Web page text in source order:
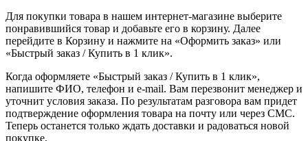
Для покупки товара в нашем интернет-магазине выберите
понравившийся товар и добавьте его в корзину. Далее
перейдите в Корзину и нажмите на «Оформить заказ» или
«Быстрый заказ / Купить в 1 клик».
Когда оформляете «Быстрый заказ / Купить в 1 клик»,
напишите ФИО, телефон и e-mail. Вам перезвонит менеджер и
уточнит условия заказа. По результатам разговора вам придет
подтверждение оформления товара на почту или через СМС.
Теперь останется только ждать доставки и радоваться новой
покупке.